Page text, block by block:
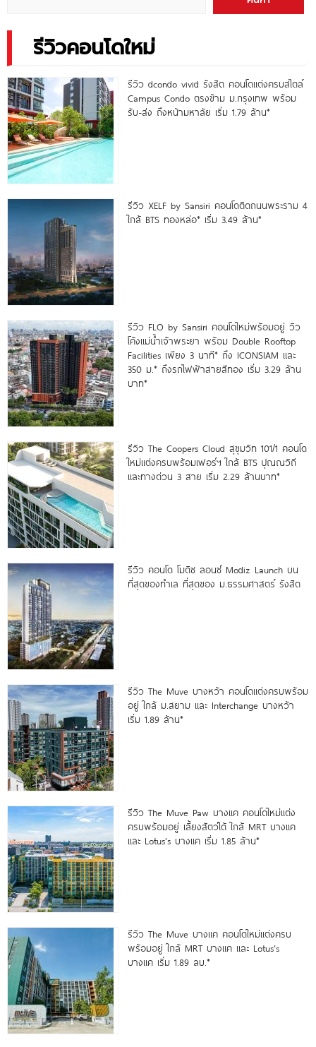
รีวิวคอนโดใหม่
รีวิว dcondo vivid รังสิต คอนโดแต่งครบสไตล์
Campus Condo ตรงข้าม ม.กรุงเทพ พร้อม
รับ-ส่ง ถึงหน้ามหาลัย เริ่ม 1.79 ล้าน*
รีวิว XELF by Sansiri คอนโดติดถนนพระราม 4
ใกล้ BTS ทองหล่อ* เริ่ม 3.49 ล้าน*
รีวิว FLO by Sansiri คอนโดใหม่พร้อมอยู่ วิว
โค้งแม่น้ำเจ้าพระยา พร้อม Double Rooftop
Facilities เพียง 3 นาที* ถึง ICONSIAM และ
350 ม.* ถึงรถไฟฟ้าสายสีทอง เริ่ม 3.29 ล้าน
บาท*
รีวิว The Coopers Cloud สุขุมวิท 101/1 คอนโด
ใหม่แต่งครบพร้อมเฟอร์ฯ ใกล้ BTS ปุณณวิถี
และทางด่วน 3 สาย เริ่ม 2.29 ล้านบาท*
รีวิว คอนโด โมดิซ ลอนซ์ Modiz Launch บน
ที่สุดของทำเล ที่สุดของ ม.ธรรมศาสตร์ รังสิต
รีวิว The Muve บางหว้า คอนโดแต่งครบพร้อม
อยู่ ใกล้ ม.สยาม และ Interchange บางหว้า
เริ่ม 1.89 ล้าน*
รีวิว The Muve Paw บางแค คอนโดใหม่แต่ง
ครบพร้อมอยู่ เลี้ยงสัตว์ได้ ใกล้ MRT บางแค
และ Lotus’s บางแค เริ่ม 1.85 ล้าน*
รีวิว The Muve บางแค คอนโดใหม่แต่งครบ
พร้อมอยู่ ใกล้ MRT บางแค และ Lotus’s
บางแค เริ่ม 1.89 ลบ.*